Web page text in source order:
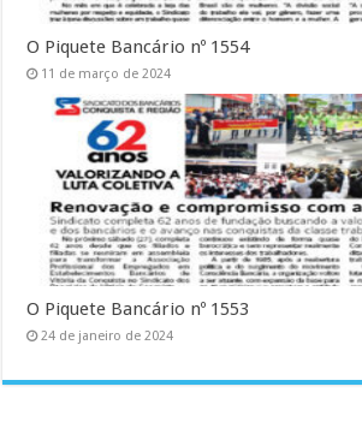
O Piquete Bancário nº 1554
11 de março de 2024
O Piquete Bancário nº 1553
24 de janeiro de 2024